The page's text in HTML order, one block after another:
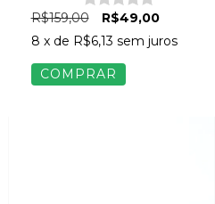
R$159,00
R$49,00
8 x de R$6,13 sem juros
COMPRAR